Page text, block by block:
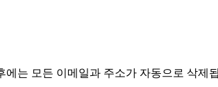
는 모든 이메일과 주소가 자동으로 삭제